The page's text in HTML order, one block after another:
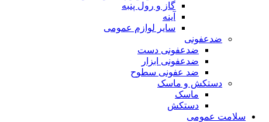
گاز و رول پنبه
آینه
سایر لوازم عمومی
ضدعفونی
ضدعفونی دست
ضدعفونی ابزار
ضد عفونی سطوح
دستکش و ماسک
ماسک
دستکش
سلامت عمومی